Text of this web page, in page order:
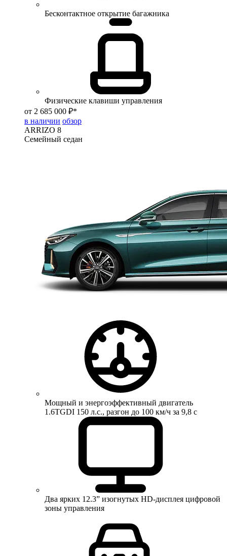
Бесконтактное открытие багажника
Физические клавиши управления
от 2 685 000 ₽*
в наличии обзор
ARRIZO 8
Семейный седан
Мощный и энергоэффективный двигатель
1.6TGDI 150 л.с., разгон до 100 км/ч за 9,8 с
Два ярких 12.3” изогнутых HD-дисплея цифровой
зоны управления